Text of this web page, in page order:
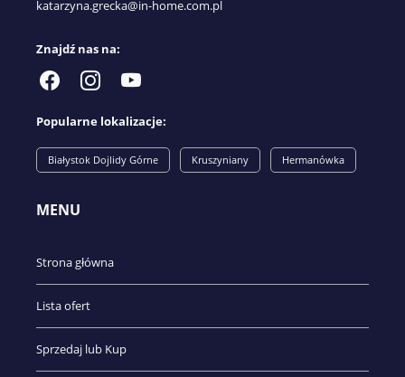
katarzyna.grecka@in-home.com.pl
Znajdź nas na:
Popularne lokalizacje:
Białystok Dojlidy Górne Kruszyniany Hermanówka
MENU
Strona główna
Lista ofert
Sprzedaj lub Kup